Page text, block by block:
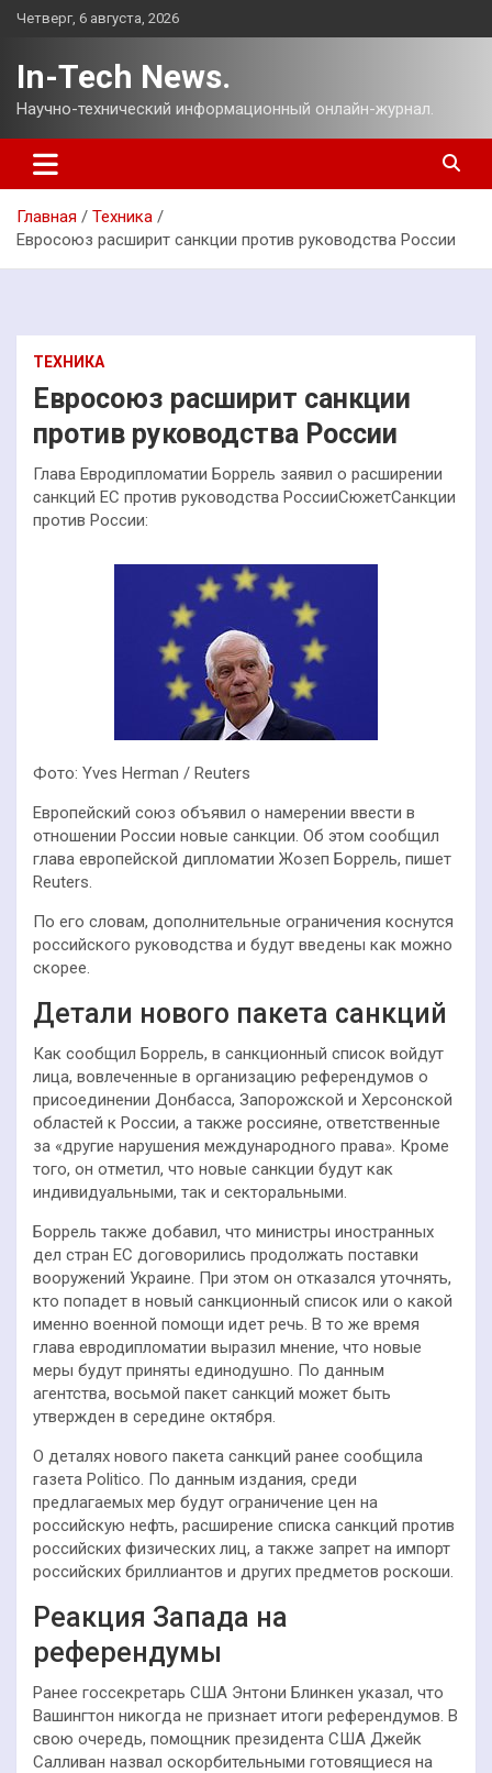
Перейти
Четверг, 6 августа, 2026
In-Tech News.
Научно-технический информационный онлайн-журнал.
Главная
Техника
Евросоюз расширит санкции против руководства России
ТЕХНИКА
Евросоюз расширит санкции
против руководства России
Глава Евродипломатии Боррель заявил о расширении
санкций ЕС против руководства РоссииСюжетСанкции
против России:
Фото: Yves Herman / Reuters
Европейский союз объявил о намерении ввести в
отношении России новые санкции. Об этом сообщил
глава европейской дипломатии Жозеп Боррель, пишет
Reuters.
По его словам, дополнительные ограничения коснутся
российского руководства и будут введены как можно
скорее.
Детали нового пакета санкций
Как сообщил Боррель, в санкционный список войдут
лица, вовлеченные в организацию референдумов о
присоединении Донбасса, Запорожской и Херсонской
областей к России, а также россияне, ответственные
за «другие нарушения международного права». Кроме
того, он отметил, что новые санкции будут как
индивидуальными, так и секторальными.
Боррель также добавил, что министры иностранных
дел стран ЕС договорились продолжать поставки
вооружений Украине. При этом он отказался уточнять,
кто попадет в новый санкционный список или о какой
именно военной помощи идет речь. В то же время
глава евродипломатии выразил мнение, что новые
меры будут приняты единодушно. По данным
агентства, восьмой пакет санкций может быть
утвержден в середине октября.
О деталях нового пакета санкций ранее сообщила
газета Politico. По данным издания, среди
предлагаемых мер будут ограничение цен на
российскую нефть, расширение списка санкций против
российских физических лиц, а также запрет на импорт
российских бриллиантов и других предметов роскоши.
Реакция Запада на
референдумы
Ранее госсекретарь США Энтони Блинкен указал, что
Вашингтон никогда не признает итоги референдумов. В
свою очередь, помощник президента США Джейк
Салливан назвал оскорбительными готовящиеся на